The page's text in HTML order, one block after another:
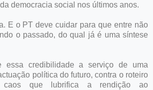
democracia social nos últimos anos.
E o PT deve cuidar para que entre não
o passado, do qual já é uma síntese
essa credibilidade a serviço de uma
política do futuro, contra o roteiro
caos que lubrifica a rendição ao